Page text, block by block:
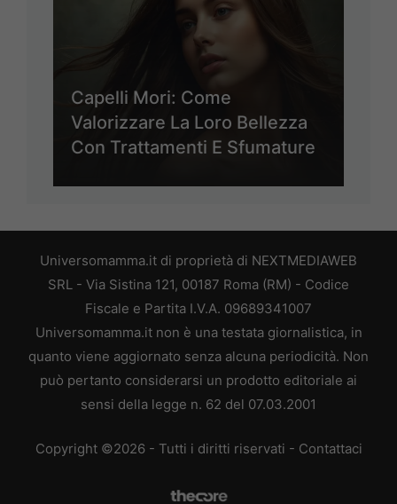
Capelli Mori: Come
Valorizzare La Loro Bellezza
Con Trattamenti E Sfumature
Universomamma.it di proprietà di NEXTMEDIAWEB
SRL - Via Sistina 121, 00187 Roma (RM) - Codice
Fiscale e Partita I.V.A. 09689341007
Universomamma.it non è una testata giornalistica, in
quanto viene aggiornato senza alcuna periodicità. Non
può pertanto considerarsi un prodotto editoriale ai
sensi della legge n. 62 del 07.03.2001
Copyright ©2026 - Tutti i diritti riservati - Contattaci